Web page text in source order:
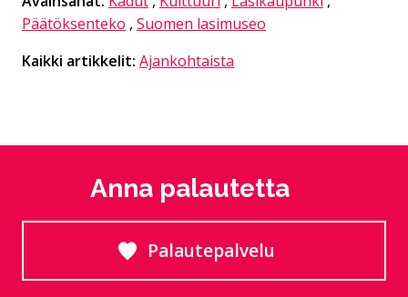
Päätöksenteko , Suomen lasimuseo
Kaikki artikkelit: Ajankohtaista
Anna palautetta
Palautepalvelu
Siirtyy ulkoiselle